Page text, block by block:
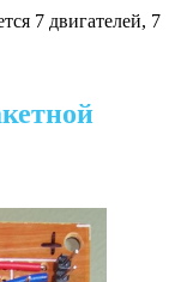
7 двигателей, 7